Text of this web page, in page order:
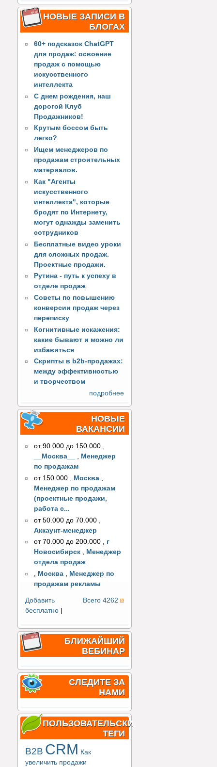
НОВЫЕ ЗАПИСИ В
БЛОГАХ
60+ подсказок ChatGPT
для продаж: освоение
продаж с помощью
искусственного
интеллекта
С днем рождения, наш
дорогой Клуб
Продажников!
Крутым боссом быть
легко?
Ищем менеджеров по
продажам строительных
материалов.
Как "Агенты
искусственного
интеллекта", которые
бродят по Интернету,
могут однажды заменить
сотрудников
Бесплатные видео уроки
для сложных продаж.
Проектные продажи.
Рутина - путь к успеху в
отделе продаж
Советы по повышению
конверсии продаж через
переписку
Когнитивные искажения:
какие бывают и можно ли
избавиться
Скрипты в b2b-продажах:
между эффективностью
и творчеством
подробнее
НОВЫЕ
ВАКАНСИИ
от 90.000 до 150.000 ,
__Москва__
, Менеджер
по продажам
от 150.000
Москва
Менеджер по продажам
(проектные продажи,
работа с...
от 50.000 до 70.000
Аккаунт-менеджер
от 70.000 до 200.000 , г
Новосибирск , Менеджер
отдела продаж
, Москва , Менеджер по
продажам рекламы
Всего 4262
Добавить
бесплатно
БЛИЖАЙШИЙ
ВЕБИНАР
СЛЕДИТЕ ЗА
НАМИ
ПОЛЬЗОВАТЕЛЬСКИЕ
ТЕГИ
B2B CRM Как
увеличить продажи